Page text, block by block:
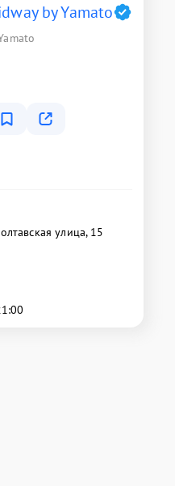
by Yamato
улица, 15